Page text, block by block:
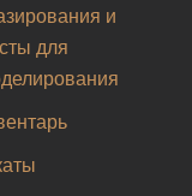
и
для